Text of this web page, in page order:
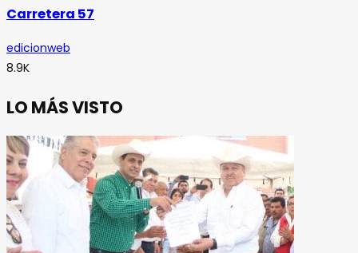
Carretera 57
edicionweb
8.9K
LO MÁS VISTO